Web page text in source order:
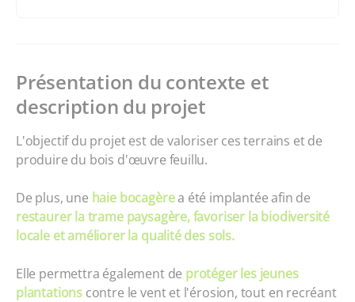
Présentation du contexte et
description du projet
L'objectif du projet est de valoriser ces terrains et de
produire du bois d'œuvre feuillu.
De plus, une haie bocagèrea été implantée afin de
restaurer la trame paysagère, favoriser la biodiversité
locale et améliorer la qualité des sols.
Elle permettra également de protéger les jeunes
plantations contre le vent et l'érosion, tout en recréant